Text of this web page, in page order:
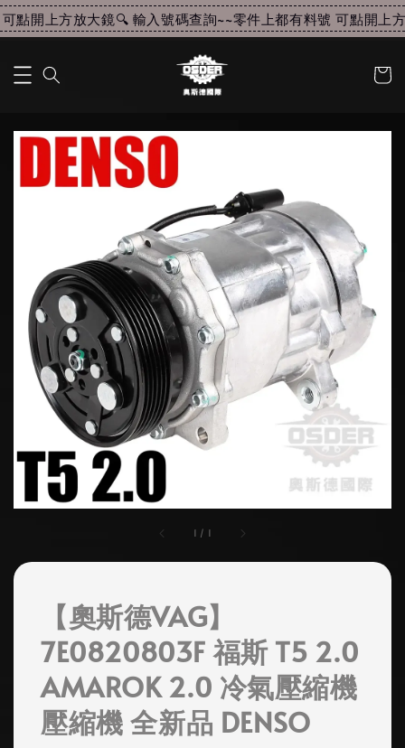
點開上方放大鏡🔍 輸入號碼查詢~~零件上都有料號 可點開上
1 / 1
【奧斯德VAG】
7E0820803F 福斯 T5 2.0
AMAROK 2.0 冷氣壓縮機
壓縮機 全新品 DENSO